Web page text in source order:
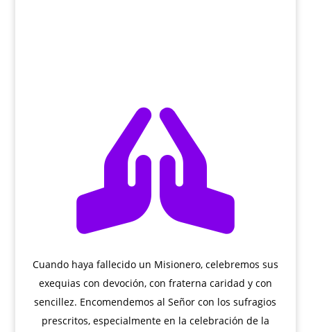

Cuando haya fallecido un Misionero, celebremos sus
exequias con devoción, con fraterna caridad y con
sencillez. Encomendemos al Señor con los sufragios
prescritos, especialmente en la celebración de la